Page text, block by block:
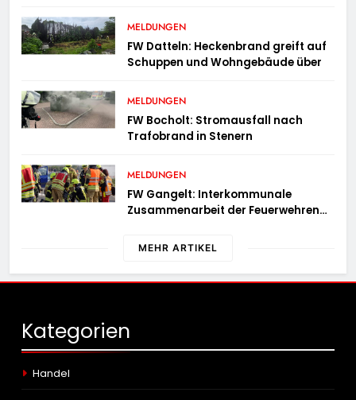
MELDUNGEN
FW Datteln: Heckenbrand greift auf
Schuppen und Wohngebäude über
MELDUNGEN
FW Bocholt: Stromausfall nach
Trafobrand in Stenern
MELDUNGEN
FW Gangelt: Interkommunale
Zusammenarbeit der Feuerwehren
Gangelt
MEHR ARTIKEL
Kategorien
Handel